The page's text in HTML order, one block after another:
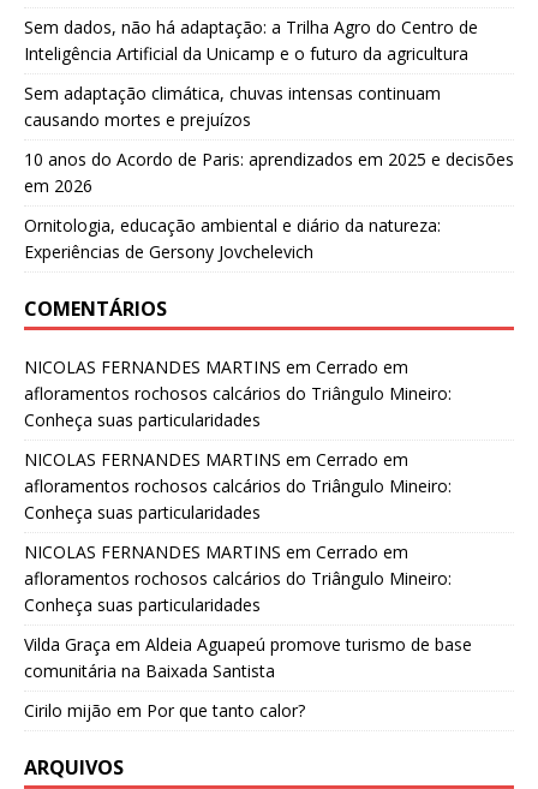
Sem dados, não há adaptação: a Trilha Agro do Centro de
Inteligência Artificial da Unicamp e o futuro da agricultura
Sem adaptação climática, chuvas intensas continuam
causando mortes e prejuízos
10 anos do Acordo de Paris: aprendizados em 2025 e decisões
em 2026
Ornitologia, educação ambiental e diário da natureza:
Experiências de Gersony Jovchelevich
COMENTÁRIOS
NICOLAS FERNANDES MARTINS em Cerrado em
afloramentos rochosos calcários do Triângulo Mineiro:
Conheça suas particularidades
NICOLAS FERNANDES MARTINS em Cerrado em
afloramentos rochosos calcários do Triângulo Mineiro:
Conheça suas particularidades
NICOLAS FERNANDES MARTINS em Cerrado em
afloramentos rochosos calcários do Triângulo Mineiro:
Conheça suas particularidades
Vilda Graça em Aldeia Aguapeú promove turismo de base
comunitária na Baixada Santista
Cirilo mijão em Por que tanto calor?
ARQUIVOS